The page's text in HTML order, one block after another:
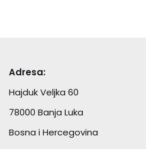
Adresa:
Hajduk Veljka 60
78000 Banja Luka
Bosna i Hercegovina